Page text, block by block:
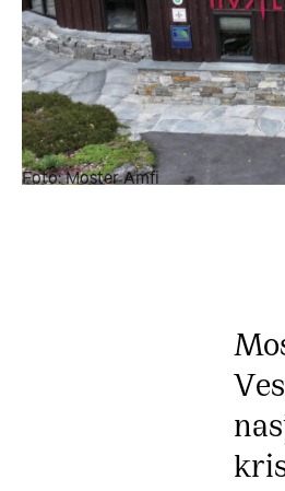
Foto: Moster Amfi